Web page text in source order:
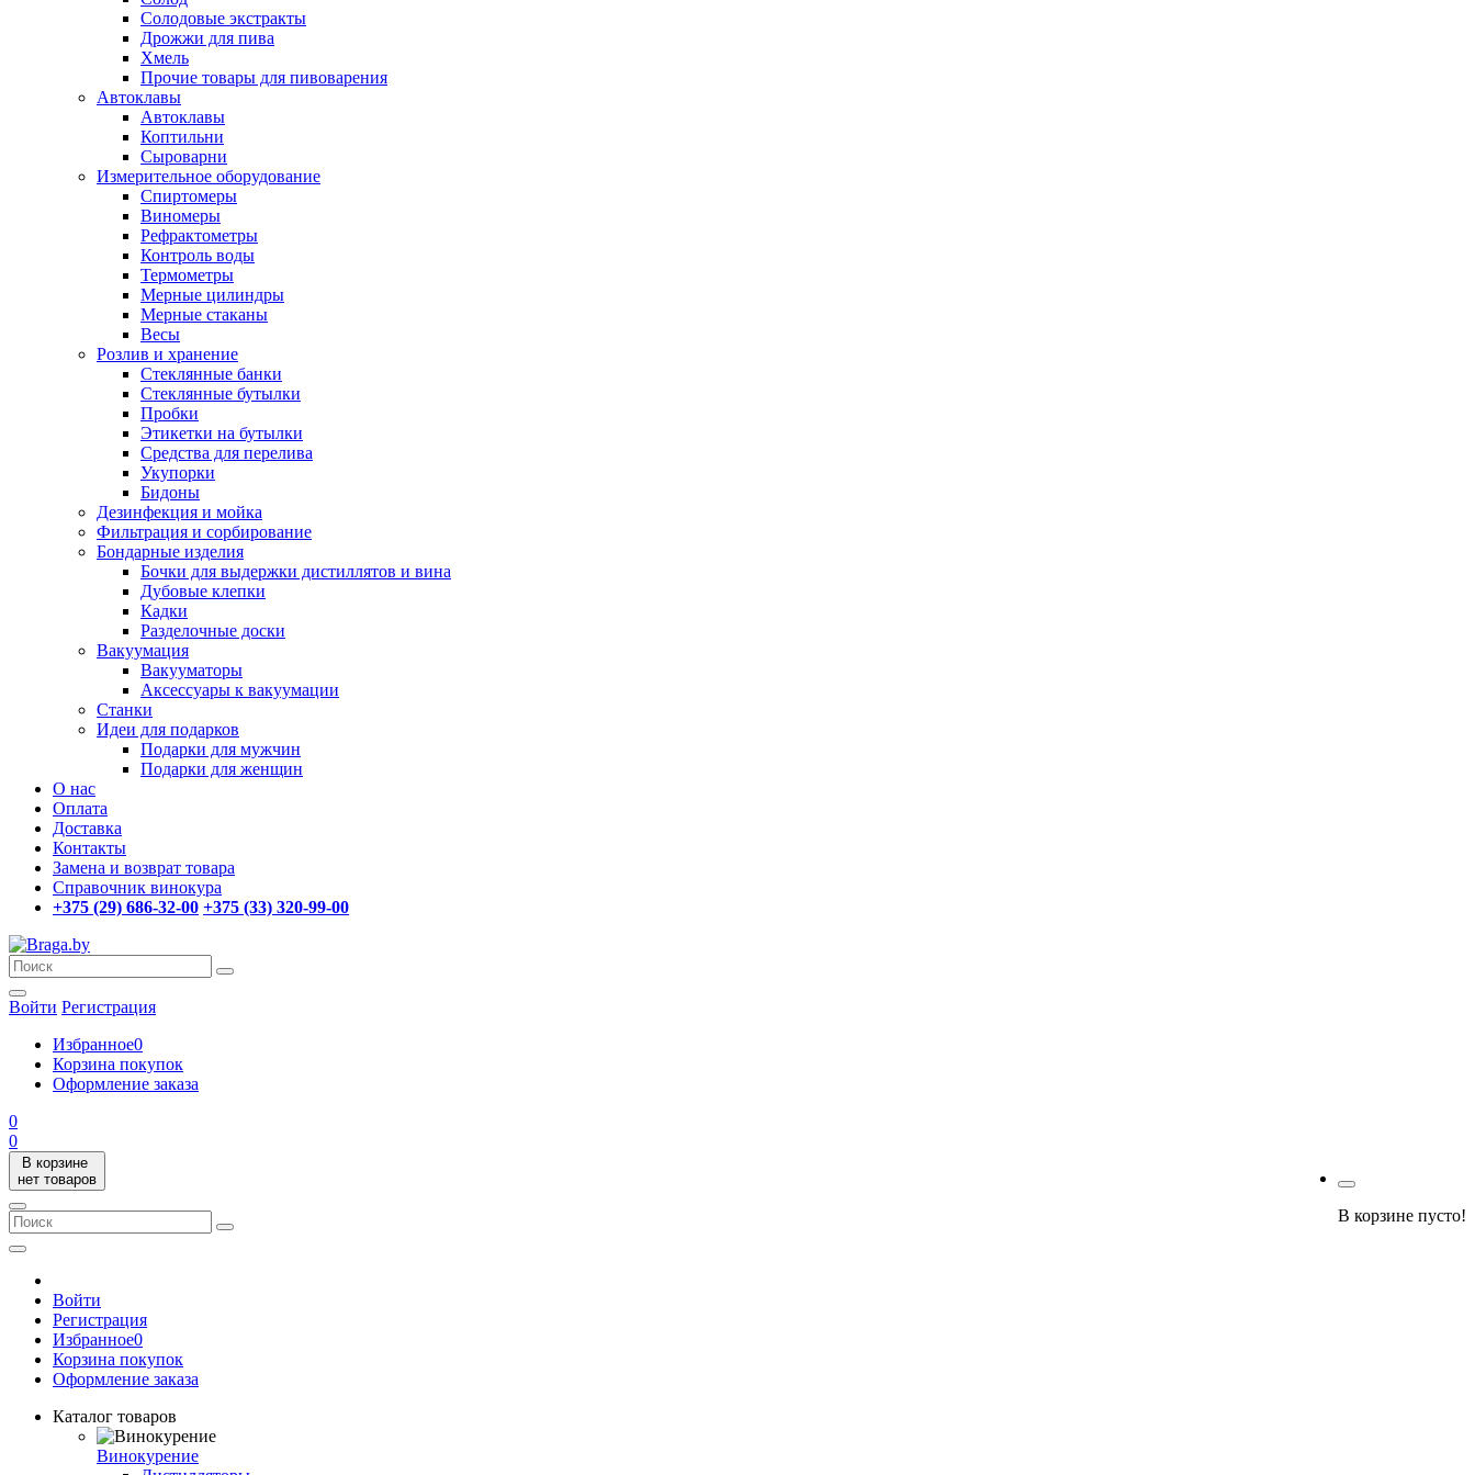
Солодовые экстракты
Дрожжи для пива
Хмель
Прочие товары для пивоварения
Автоклавы
Автоклавы
Коптильни
Сыроварни
Измерительное оборудование
Спиртомеры
Виномеры
Рефрактометры
Контроль воды
Термометры
Мерные цилиндры
Мерные стаканы
Весы
Розлив и хранение
Стеклянные банки
Стеклянные бутылки
Пробки
Этикетки на бутылки
Средства для перелива
Укупорки
Бидоны
Дезинфекция и мойка
Фильтрация и сорбирование
Бондарные изделия
Бочки для выдержки дистиллятов и вина
Дубовые клепки
Кадки
Разделочные доски
Вакуумация
Вакууматоры
Аксессуары к вакуумации
Станки
Идеи для подарков
Подарки для мужчин
Подарки для женщин
О нас
Оплата
Доставка
Контакты
Замена и возврат товара
Справочник винокура
+375 (29) 686-32-00 +375 (33) 320-99-00
Войти Регистрация
Избранное0
Корзина покупок
Оформление заказа
0
0
В корзине
нет товаров
В корзине пусто!
Войти
Регистрация
Избранное0
Корзина покупок
Оформление заказа
Каталог товаров
Винокурение